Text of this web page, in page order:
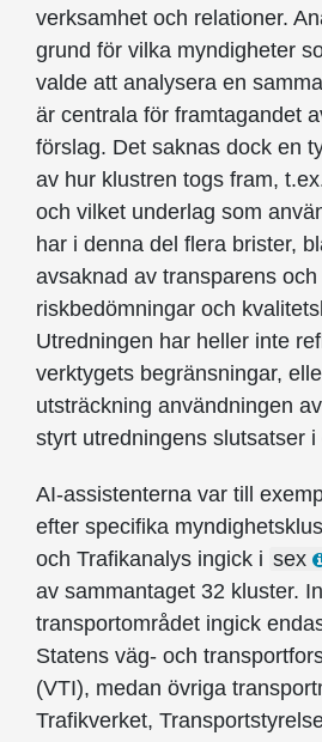
verksamhet och relationer.
grund för vilka myndigheter
valde att analysera en
är centrala för framtagandet
förslag. Det saknas dock en
av hur klustren togs fram,
och vilket underlag som
har i denna del flera brister,
avsaknad av transparens
riskbedömningar och
Utredningen har heller inte
verktygets begränsningar,
utsträckning användningen
styrt utredningens slutsatser
AI-assistenterna var till
efter specifika
och Trafikanalys ingick i sex
av sammantaget 32 kluster.
transportområdet ingick
Statens väg- och
(VTI), medan övriga
Trafikverket,